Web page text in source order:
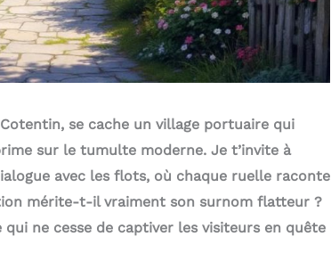
se cache un village portuaire qui
sur le tumulte moderne. Je t’invite à
avec les flots, où chaque ruelle raconte
mérite-t-il vraiment son surnom flatteur ?
ne cesse de captiver les visiteurs en quête